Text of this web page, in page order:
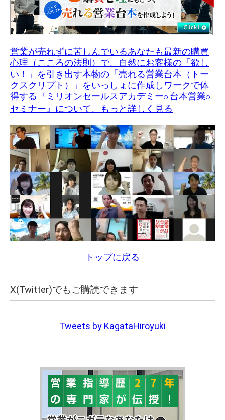
営業が売れずに苦しんでいるあなたも最新の購買
心理（こころの法則）で、自然にお客様の「欲し
い！」を引き出す本物の「売れる営業台本（トー
クスクリプト）」をいっしょに作成しワークで体
得する『ミリオンセールスアカデミー® 台本営業®
セミナー』について、もっと詳しく見る
トップに戻る
X(Twitter)でもご購読できます
Tweets by KagataHiroyuki